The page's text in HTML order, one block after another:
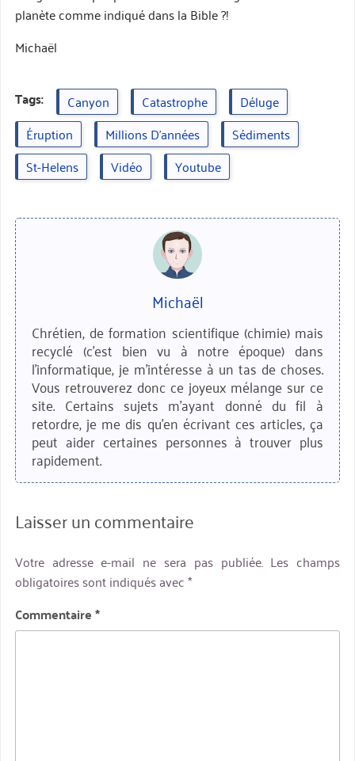
planète comme indiqué dans la Bible ?!
Michaël
Tags: Canyon Catastrophe
Déluge
Éruption
Millions D'années
Sédiments
St-Helens
Vidéo Youtube
Michaël
Chrétien, de formation scientifique (chimie) mais
recyclé (c'est bien vu à notre époque) dans
l'informatique, je m'intéresse à un tas de choses.
Vous retrouverez donc ce joyeux mélange sur ce
site. Certains sujets m'ayant donné du fil à
retordre, je me dis qu'en écrivant ces articles, ça
peut aider certaines personnes à trouver plus
rapidement.
Laisser un commentaire
Votre adresse e-mail ne sera pas publiée. Les champs
obligatoires sont indiqués avec*
Commentaire*